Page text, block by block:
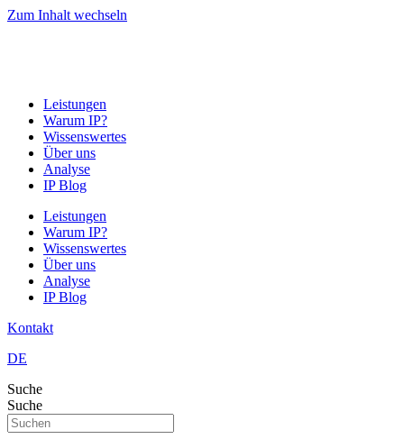
Zum Inhalt wechseln
Leistungen
Warum IP?
Wissenswertes
Über uns
Analyse
IP Blog
Leistungen
Warum IP?
Wissenswertes
Über uns
Analyse
IP Blog
Kontakt
DE
Suche
Suche